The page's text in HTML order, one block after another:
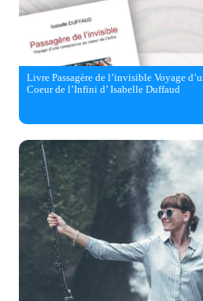
Livre Passagère de l’invisible Voyage
Coeur de l’Infini d’ Isabelle Duffaud